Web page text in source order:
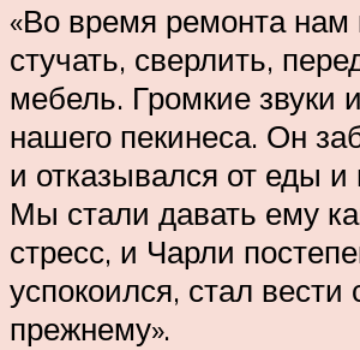
«Во время ремонта
стучать, сверлить,
мебель. Громкие звуки
нашего пекинеса. Он
и отказывался от еды и
Мы стали давать ему
стресс, и Чарли
успокоился, стал вести
прежнему».